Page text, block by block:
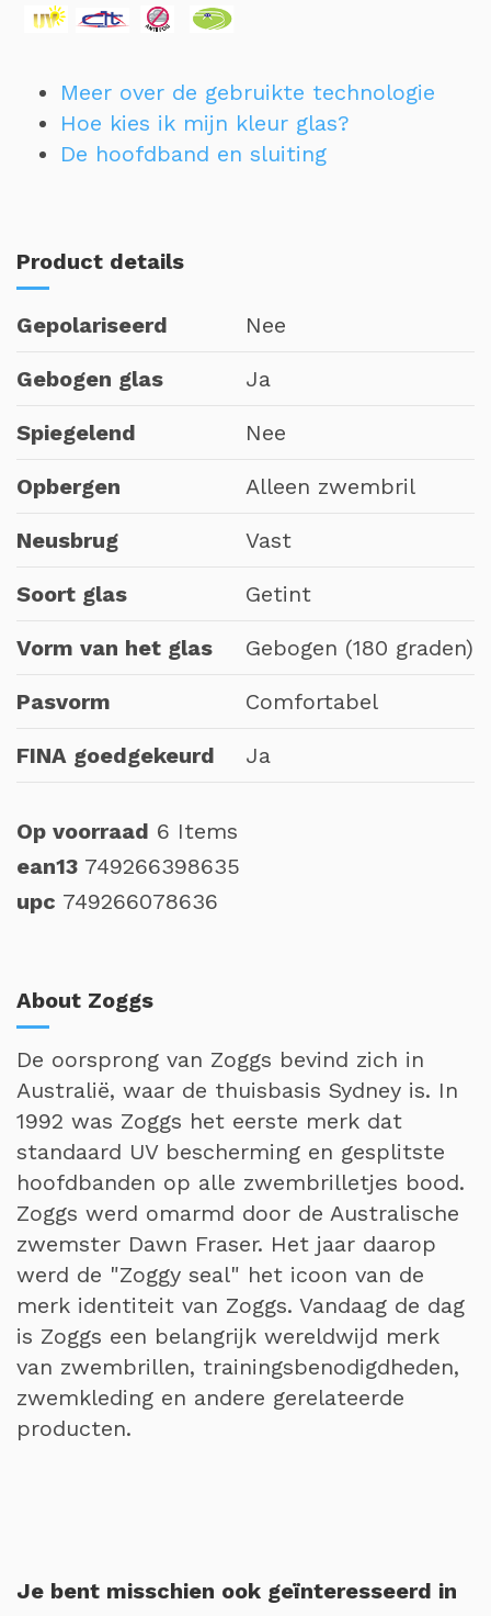
Meer over de gebruikte technologie
Hoe kies ik mijn kleur glas?
De hoofdband en sluiting
Product details
Gepolariseerd Nee
Gebogen glas Ja
Spiegelend Nee
Opbergen Alleen zwembril
Neusbrug Vast
Soort glas Getint
Vorm van het glas Gebogen (180 graden)
Pasvorm Comfortabel
FINA goedgekeurd Ja
Op voorraad 6 Items
ean13 749266398635
upc 749266078636
About Zoggs
De oorsprong van Zoggs bevind zich in
Australië, waar de thuisbasis Sydney is. In
1992 was Zoggs het eerste merk dat
standaard UV bescherming en gesplitste
hoofdbanden op alle zwembrilletjes bood.
Zoggs werd omarmd door de Australische
zwemster Dawn Fraser. Het jaar daarop
werd de "Zoggy seal" het icoon van de
merk identiteit van Zoggs. Vandaag de dag
is Zoggs een belangrijk wereldwijd merk
van zwembrillen, trainingsbenodigdheden,
zwemkleding en andere gerelateerde
producten.
Je bent misschien ook geïnteresseerd in